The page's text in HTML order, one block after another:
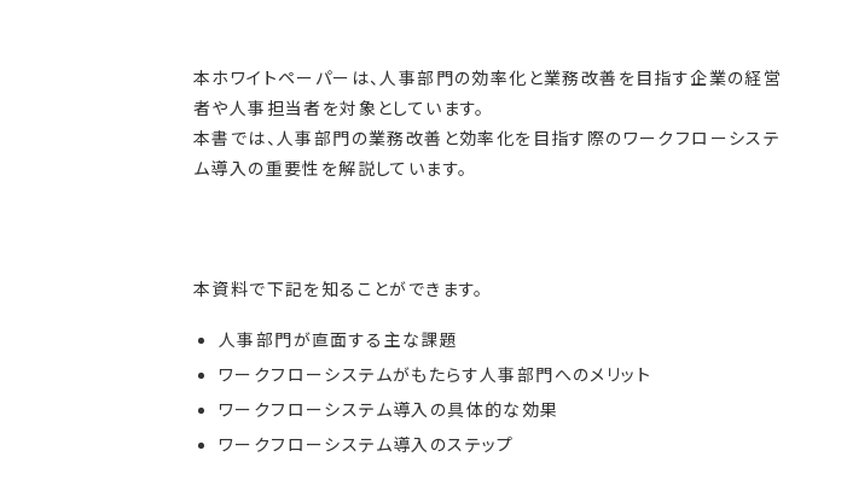
本ホワイトペーパーは、人事部門の効率化と業務改善を目指す企業の経営
者や人事担当者を対象としています。
本書では、人事部門の業務改善と効率化を目指す際のワークフローシステ
ム導入の重要性を解説しています。
本資料で下記を知ることができます。
人事部門が直面する主な課題
ワークフローシステムがもたらす人事部門へのメリット
ワークフローシステム導入の具体的な効果
ワークフローシステム導入のステップ